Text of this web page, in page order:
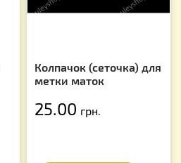
Колпачок (сеточка) для
метки маток
25.00 грн.